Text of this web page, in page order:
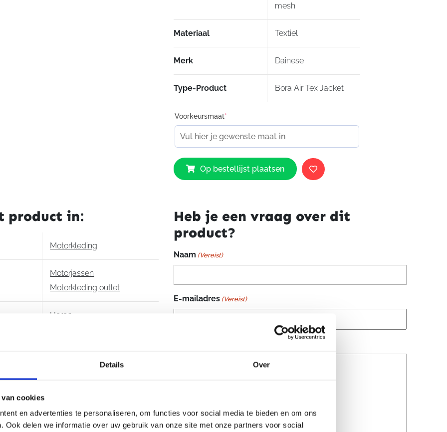
Details Over
cookies
en advertenties te personaliseren, om functies voor social media te bieden en om ons
Ook delen we informatie over uw gebruik van onze site met onze partners voor social
mesh
Materiaal Textiel
Merk Dainese
Type-Product Bora Air Tex Jacket
Voorkeursmaat*
Dainese
Bora
Air
07A
aantal
Op bestellijst plaatsen
product in:
Motorkleding
Motorjassen
Motorkleding outlet
Heren
Heb je een vraag over dit
product?
Naam (Vereist)
E-mailadres (Vereist)